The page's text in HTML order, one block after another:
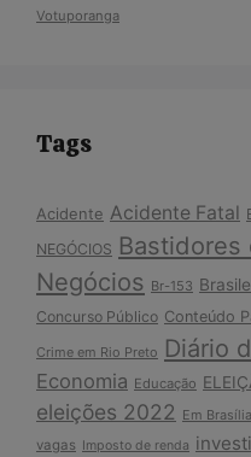
Votuporanga
Tags
Acidente Acidente Fatal
NEGÓCIOS Bastidores
Negócios Br-153
Concurso Público Conteúdo
Crime em Rio Preto Diário
Economia Educação
eleições 2022 Em Brasília
vagas
Imposto de renda